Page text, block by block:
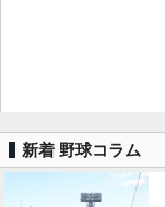
新着 野球コラム